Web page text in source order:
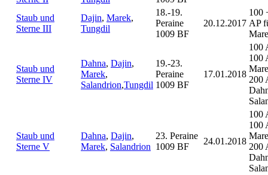
Staub und
Sterne III
Dajin, Marek,
Tungdil
18.-19.
Peraine
1009 BF
20.12.2017
100
AP
Staub und
Sterne IV
Dahna, Dajin,
Marek,
Salandrion,Tungdil
19.-23.
Peraine
1009 BF
17.01.2018
100
100
200
Staub und
Sterne V
Dahna, Dajin,
Marek, Salandrion
23. Peraine
1009 BF
24.01.2018
100
100
200